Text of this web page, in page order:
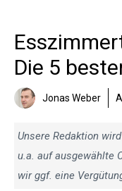
Die 5
Jonas Weber
Unsere Redaktion
u.a. auf ausgewählte
wir ggf. eine